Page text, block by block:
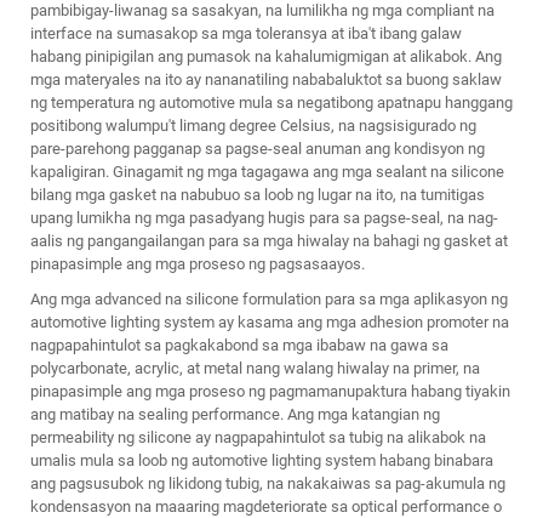
pambibigay-liwanag sa sasakyan, na lumilikha ng mga compliant na
interface na sumasakop sa mga toleransya at iba't ibang galaw
habang pinipigilan ang pumasok na kahalumigmigan at alikabok. Ang
mga materyales na ito ay nananatiling nababaluktot sa buong saklaw
ng temperatura ng automotive mula sa negatibong apatnapu hanggang
positibong walumpu't limang degree Celsius, na nagsisigurado ng
pare-parehong pagganap sa pagse-seal anuman ang kondisyon ng
kapaligiran. Ginagamit ng mga tagagawa ang mga sealant na silicone
bilang mga gasket na nabubuo sa loob ng lugar na ito, na tumitigas
upang lumikha ng mga pasadyang hugis para sa pagse-seal, na nag-
aalis ng pangangailangan para sa mga hiwalay na bahagi ng gasket at
pinapasimple ang mga proseso ng pagsasaayos.
Ang mga advanced na silicone formulation para sa mga aplikasyon ng
automotive lighting system ay kasama ang mga adhesion promoter na
nagpapahintulot sa pagkakabond sa mga ibabaw na gawa sa
polycarbonate, acrylic, at metal nang walang hiwalay na primer, na
pinapasimple ang mga proseso ng pagmamanupaktura habang tiyakin
ang matibay na sealing performance. Ang mga katangian ng
permeability ng silicone ay nagpapahintulot sa tubig na alikabok na
umalis mula sa loob ng automotive lighting system habang binabara
ang pagsusubok ng likidong tubig, na nakakaiwas sa pag-akumula ng
kondensasyon na maaaring magdeteriorate sa optical performance o